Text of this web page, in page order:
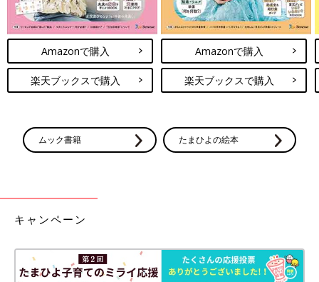
Amazonで購入
楽天ブックスで購入
Amazonで購入
楽天ブックスで購入
ムック書籍 たまひよの絵本
キャンペーン